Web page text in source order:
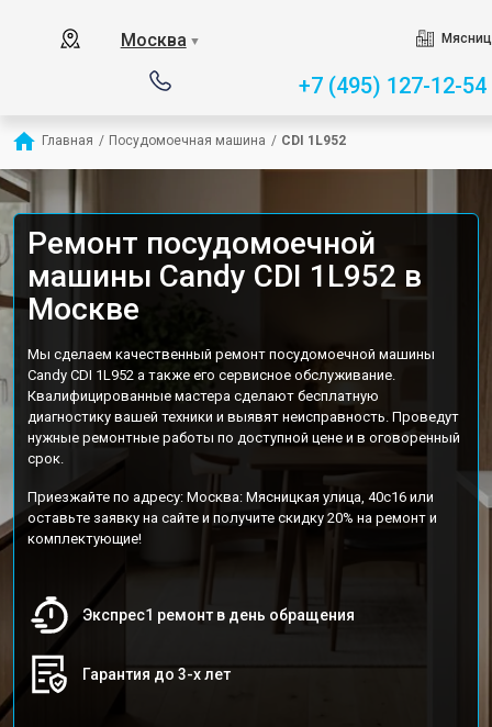
Москва ▼
+7 (495) 127-12-54
Главная / Посудомоечная машина / CDI 1L952
Ремонт посудомоечной
машины Candy CDI 1L952 в
Москве
Мы сделаем качественный ремонт посудомоечной машины
Candy CDI 1L952 а также его сервисное обслуживание.
Квалифицированные мастера сделают бесплатную
диагностику вашей техники и выявят неисправность. Проведут
нужные ремонтные работы по доступной цене и в оговоренный
срок.
Приезжайте по адресу: Москва: Мясницкая улица, 40с16 или
оставьте заявку на сайте и получите скидку 20% на ремонт и
комплектующие!
Экспрес1 ремонт в день обращения
Гарантия до 3-х лет